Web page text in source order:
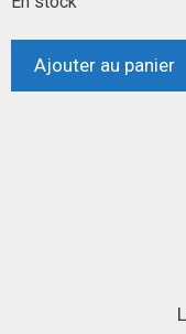
Ajouter au panier